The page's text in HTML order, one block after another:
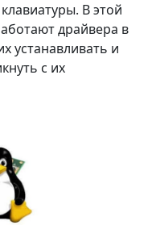
В этой
драйвера в
устанавливать и
с их